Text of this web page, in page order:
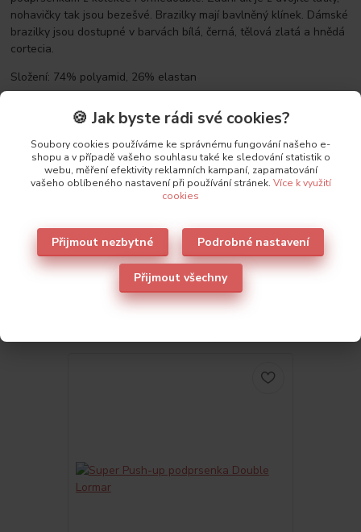
nohavičky tak jsou bezešvé. Brazilky mají bavlněný klínek. Dámské
brazilky jsou dostupné v barvách bílá, černá, tělová zlatá a hnědá
cortecia.
Složení: 74% polyamid, 26% elastan
Původ zboží
Parametry
Výrobce Lormar
🍪 Jak byste rádi své cookies?
Soubory cookies používáme ke správnému fungování našeho e-
shopu a v případě vašeho souhlasu také ke sledování statistik o
webu, měření efektivity reklamních kampaní, zapamatování
vašeho oblíbeného nastavení při používání stránek. Více k využití
cookies
Přijmout nezbytné Podrobné nastavení
Přijmout všechny